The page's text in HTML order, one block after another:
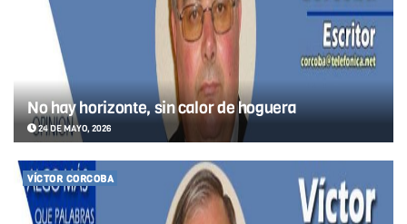
No hay horizonte, sin calor de hoguera
24 DE MAYO, 2026
VÍCTOR CORCOBA